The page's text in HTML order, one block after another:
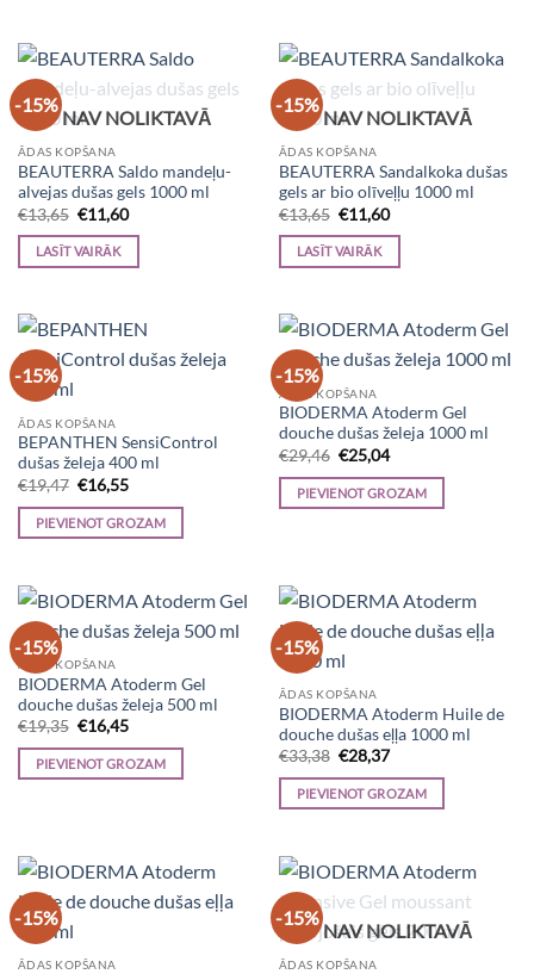
-15%
NAV NOLIKTAVĀ
ĀDAS KOPŠANA
BEAUTERRA Saldo mandeļu-
alvejas dušas gels 1000 ml
€13,65 Original
price
was:
€13,65.
€11,60Current
is:
LASĪT VAIRĀK
-15%
NAV NOLIKTAVĀ
ĀDAS KOPŠANA
BEAUTERRA Sandalkoka dušas
gels ar bio olīveļļu 1000 ml
€13,65 Original
price
was:
€13,65.
€11,60Current
is:
LASĪT VAIRĀK
-15%
ĀDAS KOPŠANA
BEPANTHEN SensiControl
dušas želeja 400 ml
€19,47 Original
price
was:
€19,47.
€16,55Current
is:
€16,55.
PIEVIENOT GROZAM
-15%
ĀDAS KOPŠANA
BIODERMA Atoderm Gel
douche dušas želeja 1000 ml
€29,46 Original
price
was:
€29,46.
€25,04Current
is:
€25,04.
PIEVIENOT GROZAM
-15%
ĀDAS KOPŠANA
BIODERMA Atoderm Gel
douche dušas želeja 500 ml
€19,35 Original
price
was:
€19,35.
€16,45Current
is:
€16,45.
PIEVIENOT GROZAM
-15%
ĀDAS KOPŠANA
BIODERMA Atoderm Huile de
douche dušas eļļa 1000 ml
€33,38 Original
price
was:
€33,38.
€28,37Current
is:
€28,37.
PIEVIENOT GROZAM
-15%
ĀDAS KOPŠANA
-15%
NAV NOLIKTAVĀ
ĀDAS KOPŠANA